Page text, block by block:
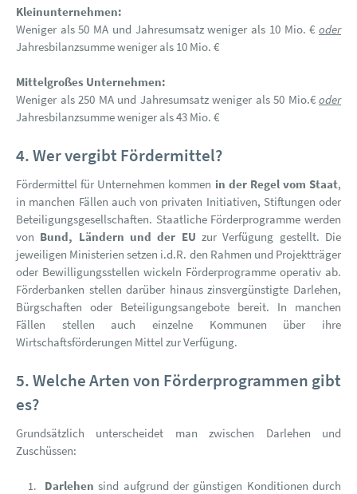
Kleinunternehmen:
Weniger als 50 MA und Jahresumsatz weniger als 10 Mio. € oder
Jahresbilanzsumme weniger als 10 Mio. €
Mittelgroßes Unternehmen:
Weniger als 250 MA und Jahresumsatz weniger als 50 Mio.€ oder
Jahresbilanzsumme weniger als 43 Mio. €
4. Wer vergibt Fördermittel?
Fördermittel für Unternehmen kommen in der Regel vom Staat,
in manchen Fällen auch von privaten Initiativen, Stiftungen oder
Beteiligungsgesellschaften. Staatliche Förderprogramme werden
von Bund, Ländern und der EU zur Verfügung gestellt. Die
jeweiligen Ministerien setzen i.d.R. den Rahmen und Projektträger
oder Bewilligungsstellen wickeln Förderprogramme operativ ab.
Förderbanken stellen darüber hinaus zinsvergünstigte Darlehen,
Bürgschaften oder Beteiligungsangebote bereit. In manchen
Fällen stellen auch einzelne Kommunen über ihre
Wirtschaftsförderungen Mittel zur Verfügung.
5. Welche Arten von Förderprogrammen gibt
es?
Grundsätzlich unterscheidet man zwischen Darlehen und
Zuschüssen:
Darlehen sind aufgrund der günstigen Konditionen durch